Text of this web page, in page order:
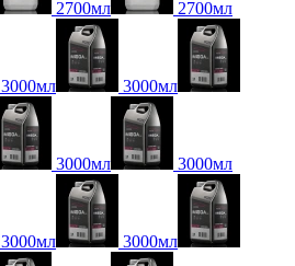
2700мл 2700мл
3000мл 3000мл
3000мл 3000мл
3000мл 3000мл